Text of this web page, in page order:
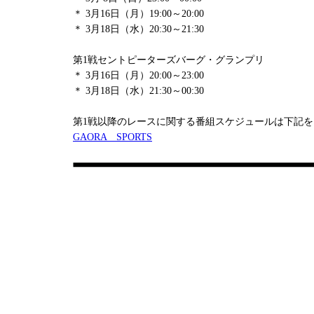
＊ 3月16日（月）19:00～20:00
＊ 3月18日（水）20:30～21:30
第1戦セントピーターズバーグ・グランプリ
＊ 3月16日（月）20:00～23:00
＊ 3月18日（水）21:30～00:30
第1戦以降のレースに関する番組スケジュールは下記を
GAORA SPORTS